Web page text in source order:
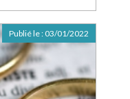
Publié le : 03/01/2022